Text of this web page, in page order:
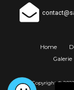
Home
Galerie
Copyright ©